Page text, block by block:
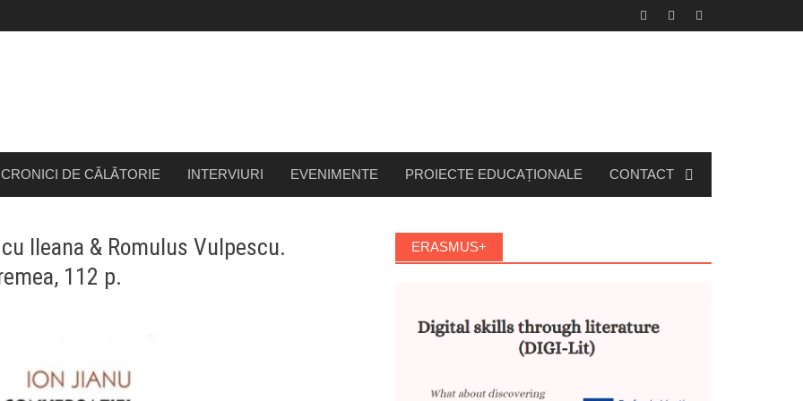
CRONICI DE CĂLĂTORIE INTERVIURI EVENIMENTE PROIECTE EDUCAȚIONALE CONTACT
Ileana & Romulus Vulpescu.
112 p.
ERASMUS+